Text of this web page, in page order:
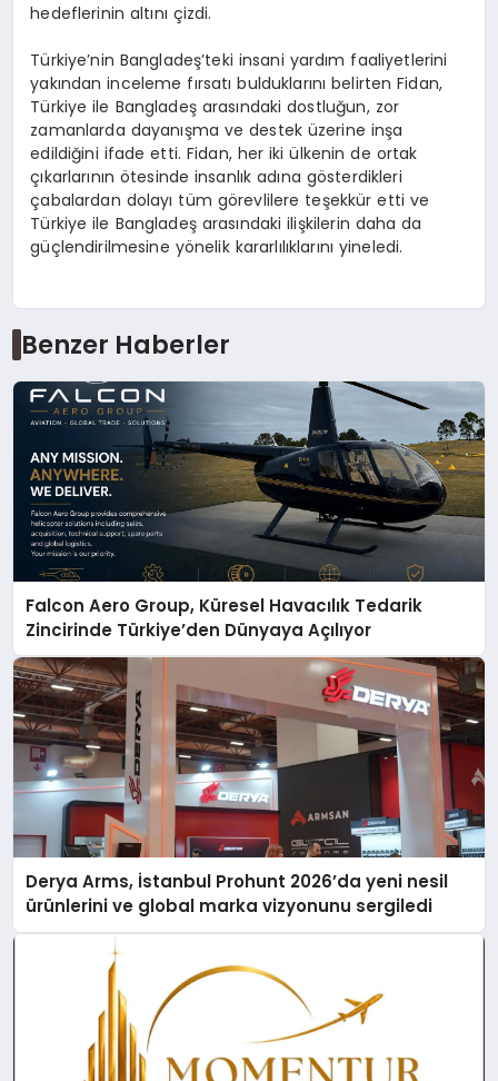
hedeflerinin altını çizdi.
Türkiye’nin Bangladeş’teki insani yardım faaliyetlerini
yakından inceleme fırsatı bulduklarını belirten Fidan,
Türkiye ile Bangladeş arasındaki dostluğun, zor
zamanlarda dayanışma ve destek üzerine inşa
edildiğini ifade etti. Fidan, her iki ülkenin de ortak
çıkarlarının ötesinde insanlık adına gösterdikleri
çabalardan dolayı tüm görevlilere teşekkür etti ve
Türkiye ile Bangladeş arasındaki ilişkilerin daha da
güçlendirilmesine yönelik kararlılıklarını yineledi.
Benzer Haberler
Falcon Aero Group, Küresel Havacılık Tedarik
Zincirinde Türkiye’den Dünyaya Açılıyor
Derya Arms, İstanbul Prohunt 2026’da yeni nesil
ürünlerini ve global marka vizyonunu sergiledi